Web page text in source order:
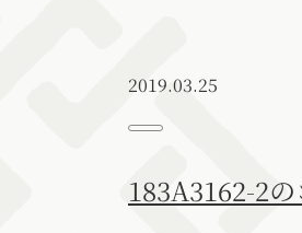
2019.03.25
183A3162-2